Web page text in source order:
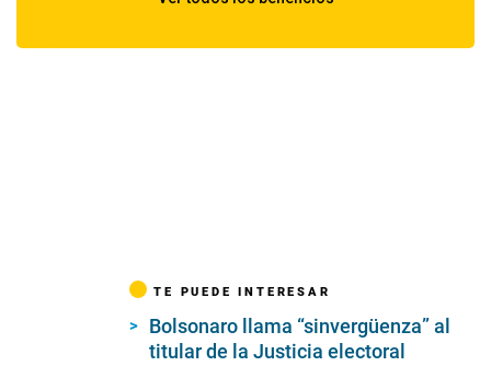
TE PUEDE INTERESAR
Bolsonaro llama “sinvergüenza” al
titular de la Justicia electoral